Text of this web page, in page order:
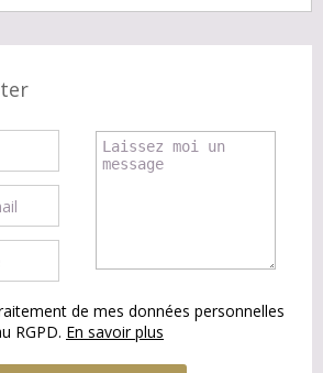
de mes données personnelles
RGPD. En savoir plus